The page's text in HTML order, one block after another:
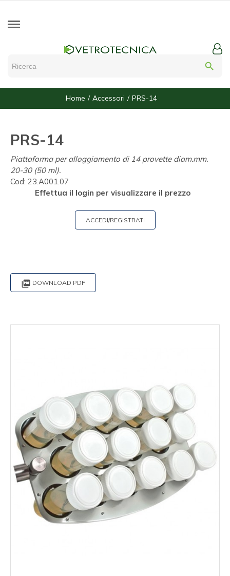
search
Home Accessori PRS-14
PRS-14
Piattaforma per alloggiamento di 14 provette diam.mm.
20-30 (50 ml).
Cod: 23.A001.07
Effettua il login per visualizzare il prezzo
ACCEDI/REGISTRATI
 DOWNLOAD PDF